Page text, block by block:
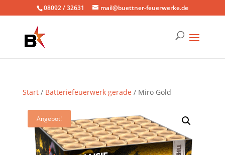
08092 / 32631 mail@buettner-feuerwerke.de
Start/ Batteriefeuerwerk gerade / Miro Gold
Angebot!